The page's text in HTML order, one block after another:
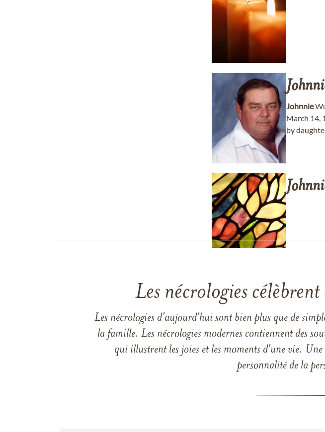
Johnnie
March 14,
by
Les nécrologies
Les nécrologies d'aujourd'hui sont bien plus que de
la famille. Les nécrologies modernes contiennent des
qui illustrent les joies et les moments d'une vie.
personnalité de la